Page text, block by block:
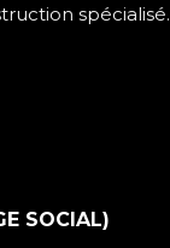
spécialisé.
SOCIAL)